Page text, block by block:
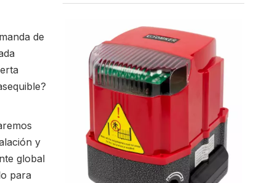
de
y
global
para